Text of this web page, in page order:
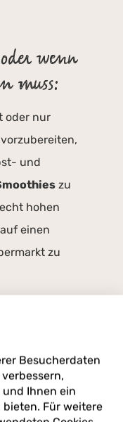
Besucherdaten
Ihnen ein
Für weitere
wenn
muss:
oder nur
und
zu
hohen
einen
zu
gehen
rasch
der